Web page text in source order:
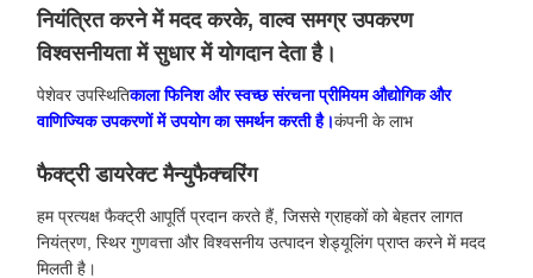
नियंत्रित करने में मदद करके, वाल्व समग्र उपकरण
विश्वसनीयता में सुधार में योगदान देता है।
पेशेवर उपस्थितिकाला फिनिश और स्वच्छ संरचना प्रीमियम औद्योगिक और
वाणिज्यिक उपकरणों में उपयोग का समर्थन करती है।कंपनी के लाभ
फैक्ट्री डायरेक्ट मैन्युफैक्चरिंग
हम प्रत्यक्ष फैक्ट्री आपूर्ति प्रदान करते हैं, जिससे ग्राहकों को बेहतर लागत
नियंत्रण, स्थिर गुणवत्ता और विश्वसनीय उत्पादन शेड्यूलिंग प्राप्त करने में मदद
मिलती है।